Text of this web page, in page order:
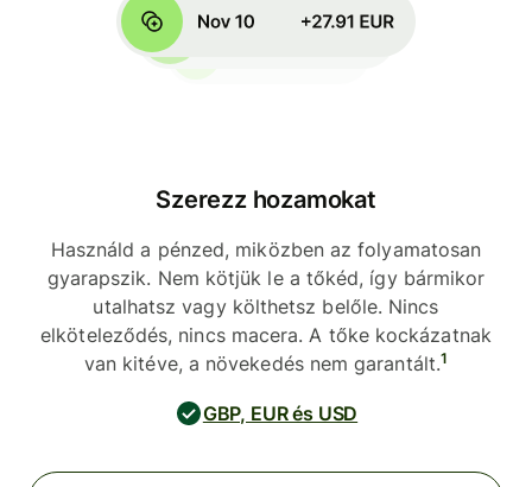
Szerezz hozamokat
Használd a pénzed, miközben az folyamatosan
gyarapszik. Nem kötjük le a tőkéd, így bármikor
utalhatsz vagy költhetsz belőle. Nincs
elköteleződés, nincs macera. A tőke kockázatnak
van kitéve, a növekedés nem garantált.1
GBP, EUR és USD